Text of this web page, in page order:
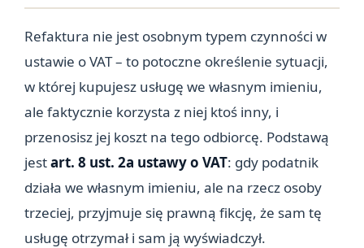
Refaktura nie jest osobnym typem czynności w
ustawie o VAT – to potoczne określenie sytuacji,
w której kupujesz usługę we własnym imieniu,
ale faktycznie korzysta z niej ktoś inny, i
przenosisz jej koszt na tego odbiorcę. Podstawą
jestart. 8 ust. 2a ustawy o VAT: gdy podatnik
działa we własnym imieniu, ale na rzecz osoby
trzeciej, przyjmuje się prawną fikcję, że sam tę
usługę otrzymał i sam ją wyświadczył.